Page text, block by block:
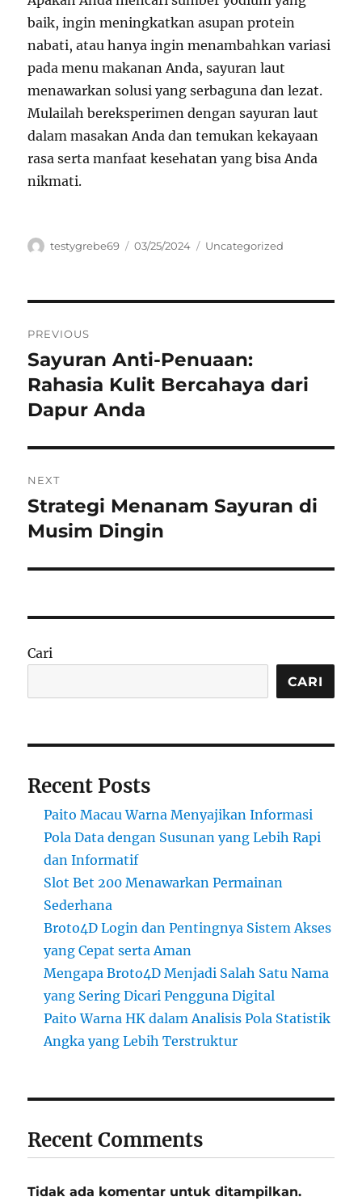
baik, ingin meningkatkan asupan protein
nabati, atau hanya ingin menambahkan variasi
pada menu makanan Anda, sayuran laut
menawarkan solusi yang serbaguna dan lezat.
Mulailah bereksperimen dengan sayuran laut
dalam masakan Anda dan temukan kekayaan
rasa serta manfaat kesehatan yang bisa Anda
nikmati.
Author
testygrebe69
Posted
03/25/2024 Categories
Uncategorized
pos
PREVIOUS
Previous
post:
Sayuran Anti-Penuaan:
Rahasia Kulit Bercahaya dari
Dapur Anda
NEXT
Next
post:
Strategi Menanam Sayuran di
Musim Dingin
Cari
CARI
Recent Posts
Paito Macau Warna Menyajikan Informasi
Pola Data dengan Susunan yang Lebih Rapi
dan Informatif
Slot Bet 200 Menawarkan Permainan
Sederhana
Broto4D Login dan Pentingnya Sistem Akses
yang Cepat serta Aman
Mengapa Broto4D Menjadi Salah Satu Nama
yang Sering Dicari Pengguna Digital
Paito Warna HK dalam Analisis Pola Statistik
Angka yang Lebih Terstruktur
Recent Comments
Tidak ada komentar untuk ditampilkan.